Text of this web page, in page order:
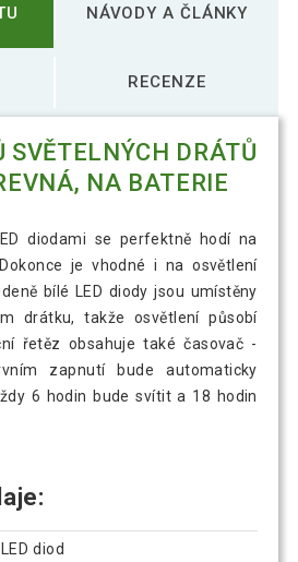
NÁVODY A ČLÁNKY
RECENZE
SVĚTELNÝCH DRÁTŮ
NA BATERIE
diodami se perfektně hodí na
je vhodné i na osvětlení
bílé LED diody jsou umístěny
drátku, takže osvětlení působí
řetěz obsahuje také časovač -
zapnutí bude automaticky
6 hodin bude svítit a 18 hodin
diod